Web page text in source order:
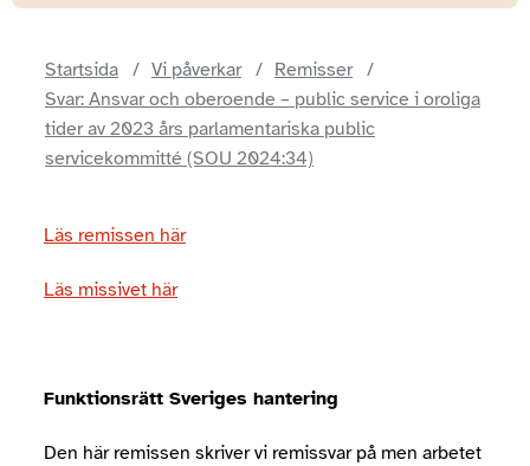
Startsida Vi påverkar
Remisser
Svar: Ansvar och oberoende – public service i oroliga
tider av 2023 års parlamentariska public
servicekommitté (SOU 2024:34)
Läs remissen här
Läs missivet här
Funktionsrätt Sveriges hantering
Den här remissen skriver vi remissvar på men arbetet